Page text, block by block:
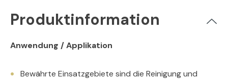
Produktinformation
Anwendung / Applikation
Bewährte Einsatzgebiete sind die Reinigung und